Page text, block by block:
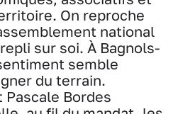
On reproche
national
sur soi. À Bagnols-
semble
du terrain.
Pascale Bordes